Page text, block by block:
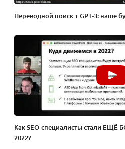
Переводной поиск + GPT-3: наше
Как SEO-специалисты стали ЕЩЁ
2022?